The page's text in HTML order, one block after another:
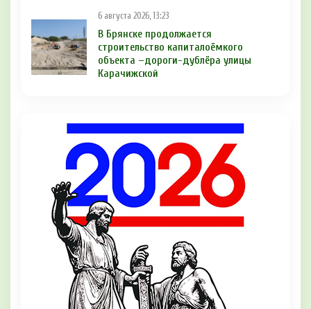
6 августа 2026, 13:23
В Брянске продолжается
строительство капиталоёмкого
объекта –дороги-дублёра улицы
Карачижской